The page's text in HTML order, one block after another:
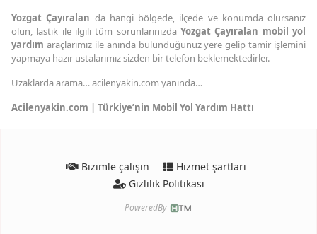
Yozgat Çayıralan da hangi bölgede, ilçede ve konumda olursanız
olun, lastik ile ilgili tüm sorunlarınızda Yozgat Çayıralan mobil yol
yardım araçlarımız ile anında bulunduğunuz yere gelip tamir işlemini
yapmaya hazır ustalarımız sizden bir telefon beklemektedirler.
Uzaklarda arama… acilenyakin.com yanında…
Acilenyakin.com | Türkiye’nin Mobil Yol Yardım Hattı
Bizimle çalışın
Hizmet şartları
Gizlilik Politikasi
PoweredBy